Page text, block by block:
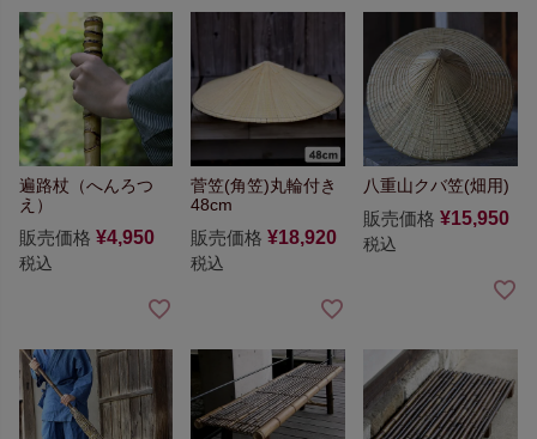
遍路杖（へんろつ
え）
販売価格 ¥4,950
税込
菅笠(角笠)丸輪付き
48cm
販売価格 ¥18,920
税込
八重山クバ笠(畑用)
販売価格 ¥15,950
税込